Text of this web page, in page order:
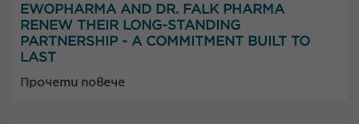
EWOPHARMA AND DR. FALK PHARMA
RENEW THEIR LONG-STANDING
PARTNERSHIP - A COMMITMENT BUILT TO
LAST
Прочети повече